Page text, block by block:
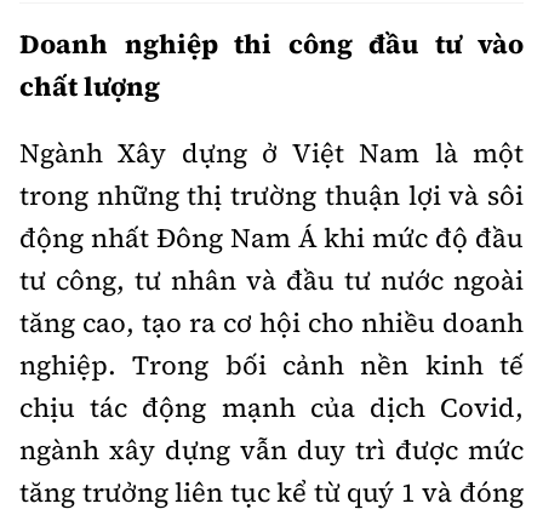
Nhà thầu
Mời thầu - Đấu thầu
Thi viết về GTVT
Âm nhạc
Hậu trường sao
360 độ thể thao
Sản phẩm mới
Thời sự Quốc tế
Thế giới giao thông
Thế giới xây dựng
Đi ++
Du lịch
Khám phá
Lối sống
Ẩm thực
Video
Thời sự
Khám phá
Camera giao thông
Câu chuyện giao thông
Giải trí - Thể thao
Cơ quan chủ quản: Bộ Xây dựng
Giấy phép số: 03/GP-BVHTTDL, cấp ngày 1/4/2025.
Tòa soạn: Số 2 Nguyễn Công Hoan, phường Giảng Võ,
Hà Nội.
Doanh nghiệp thi công đầu tư vào
chất lượng
Ngành Xây dựng ở Việt Nam là một
trong những thị trường thuận lợi và sôi
động nhất Đông Nam Á khi mức độ đầu
tư công, tư nhân và đầu tư nước ngoài
tăng cao, tạo ra cơ hội cho nhiều doanh
nghiệp. Trong bối cảnh nền kinh tế
chịu tác động mạnh của dịch Covid,
ngành xây dựng vẫn duy trì được mức
tăng trưởng liên tục kể từ quý 1 và đóng